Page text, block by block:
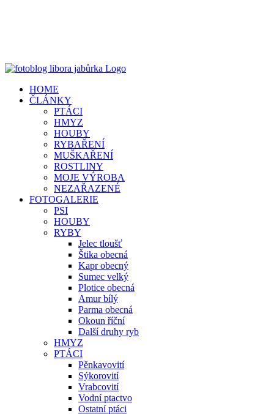
HOME
ČLÁNKY
PTÁCI
HMYZ
HOUBY
RYBAŘENÍ
MUŠKAŘENÍ
ROSTLINY
MOJE VÝROBA
NEZAŘAZENÉ
FOTOGALERIE
PSI
HOUBY
RYBY
Jelec tloušť
Štika obecná
Kapr obecný
Sumec velký
Plotice obecná
Amur bílý
Parma obecná
Okoun říční
Další druhy ryb
HMYZ
PTÁCI
Pěnkavovití
Sýkorovití
Vrabcovití
Vodní ptactvo
Ostatní ptáci